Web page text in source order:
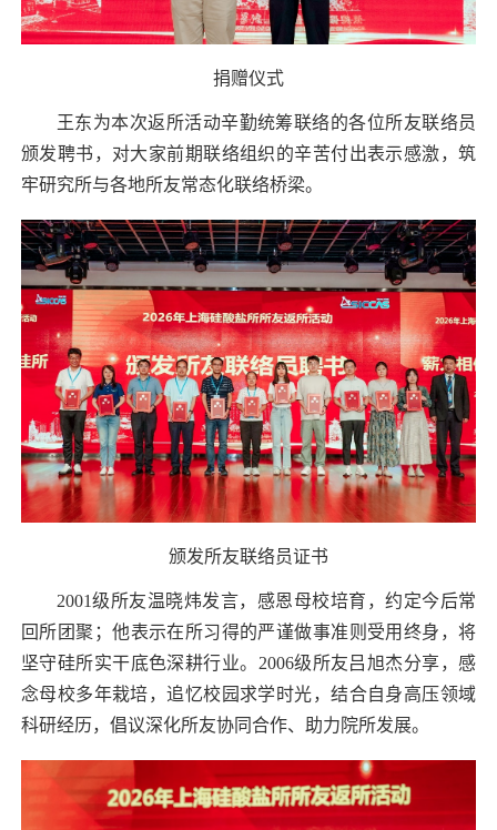
捐赠仪式
王东为本次返所活动辛勤统筹联络的各位所友联络员
颁发聘书，对大家前期联络组织的辛苦付出表示感激，筑
牢研究所与各地所友常态化联络桥梁。
颁发所友联络员证书
2001级所友温晓炜发言，感恩母校培育，约定今后常
回所团聚；他表示在所习得的严谨做事准则受用终身，将
坚守硅所实干底色深耕行业。 2006级所友吕旭杰分享，感
念母校多年栽培，追忆校园求学时光，结合自身高压领域
科研经历，倡议深化所友协同合作、助力院所发展。